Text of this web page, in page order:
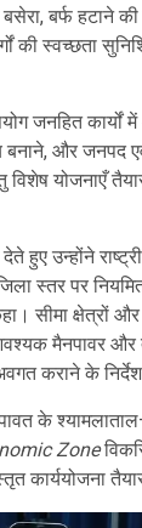
बर्फ हटाने की
की स्वच्छता
जनहित कार्यों
बनाने, और
योजनाएँ
देते हुए उन्होंने
स्तर पर
सीमा क्षेत्रों
मैनपावर
कराने के निर्देश
के
Zone
कार्ययोजना